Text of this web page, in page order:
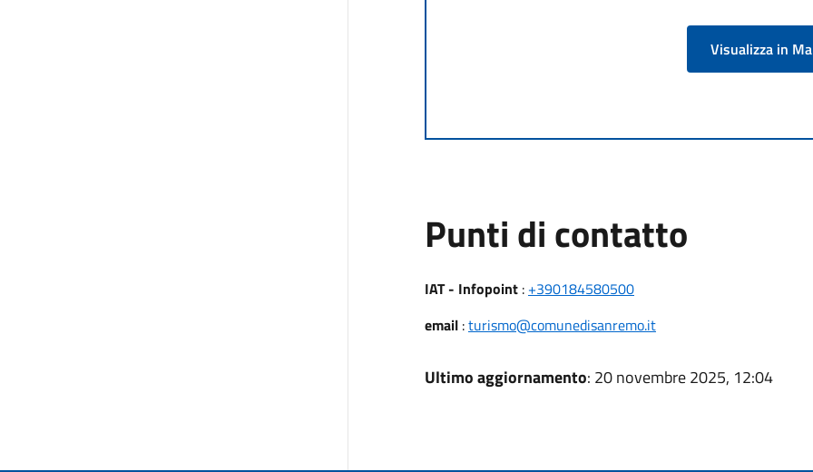
Visualizza in
Punti di contatto
IAT - Infopoint: +390184580500
email:turismo@comunedisanremo.it
Ultimo aggiornamento: 20 novembre 2025, 12:04